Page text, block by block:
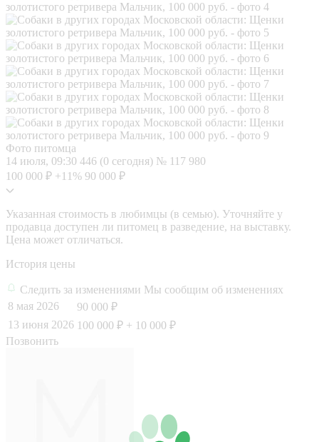
Фото питомца
14 июля, 09:30 446 (0 сегодня) № 117 980
100 000 ₽ +11% 90 000 ₽
Указанная стоимость в любимцы (в семью). Уточняйте у
продавца доступен ли питомец в разведение, на выставку.
Цена может отличаться.
История цены
Следить за изменениями Мы сообщим об изменениях
8 мая 2026
90 000 ₽
13 июня 2026 100 000 ₽ + 10 000 ₽
Позвонить